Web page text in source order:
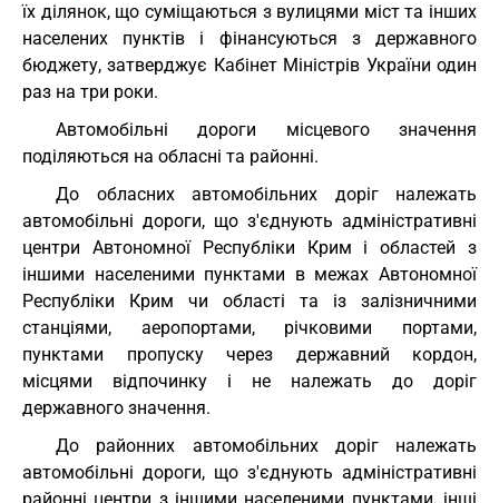
їх ділянок, що суміщаються з вулицями міст та інших
населених пунктів і фінансуються з державного
бюджету, затверджує Кабінет Міністрів України один
раз на три роки.
Автомобільні дороги місцевого значення
поділяються на обласні та районні.
До обласних автомобільних доріг належать
автомобільні дороги, що з'єднують адміністративні
центри Автономної Республіки Крим і областей з
іншими населеними пунктами в межах Автономної
Республіки Крим чи області та із залізничними
станціями, аеропортами, річковими портами,
пунктами пропуску через державний кордон,
місцями відпочинку і не належать до доріг
державного значення.
До районних автомобільних доріг належать
автомобільні дороги, що з'єднують адміністративні